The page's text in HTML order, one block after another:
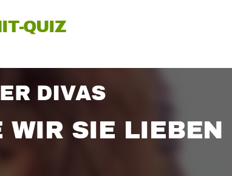
QUIZ
DIVAS
WIR SIE LIEBEN